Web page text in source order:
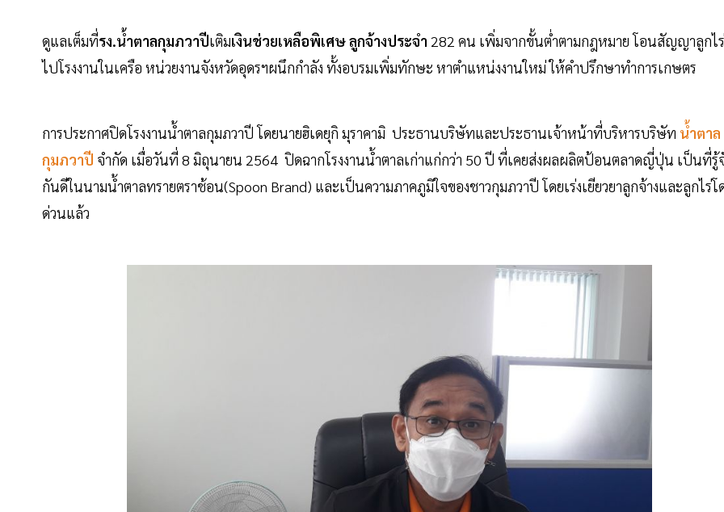
ดูแลเต็มที่รง.น้ำตาลกุมภวาปีเติมเงินช่วยเหลือพิเศษ ลูกจ้างประจำ 282 คน เพิ่มจากขั้นต่ำตามกฎหมาย โอนสัญญาลูกไร่
ไปโรงงานในเครือ หน่วยงานจังหวัดอุดรฯผนึกกำลัง ทั้งอบรมเพิ่มทักษะ หาตำแหน่งงานใหม่ ให้คำปรึกษาทำการเกษตร
การประกาศปิดโรงงานน้ำตาลกุมภวาปี โดยนายฮิเดยุกิ มุราคามิ ประธานบริษัทและประธานเจ้าหน้าที่บริหารบริษัท น้ำตาล
กุมภวาปี จำกัด เมื่อวันที่ 8 มิถุนายน 2564 ปิดฉากโรงงานน้ำตาลเก่าแก่กว่า 50 ปี ที่เคยส่งผลผลิตป้อนตลาดญี่ปุ่น เป็นที่รู้
กันดีในนามน้ำตาลทรายตราช้อน(Spoon Brand) และเป็นความภาคภูมิใจของชาวกุมภวาปี โดยเร่งเยียวยาลูกจ้างและลูกไร่โ
ด่วนแล้ว